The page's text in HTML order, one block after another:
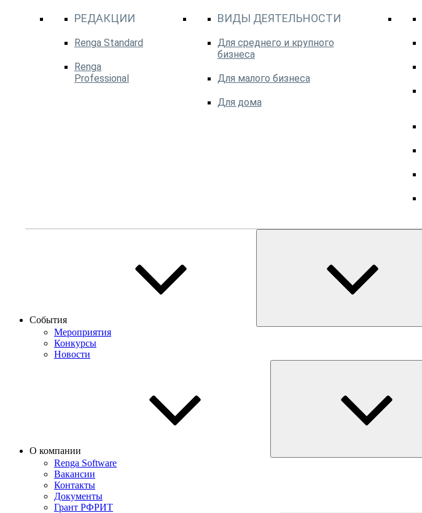
РЕДАКЦИИ
Renga Standard
Renga
Professional
ВИДЫ ДЕЯТЕЛЬНОСТИ
Для среднего и крупного
бизнеса
Для малого бизнеса
Для дома
События
Мероприятия
Конкурсы
Новости
О компании
Renga Software
Вакансии
Контакты
Документы
Грант РФРИТ